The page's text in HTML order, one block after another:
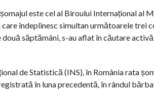
este cel al Biroului Internațional al
îndeplinesc simultan următoarele trei
săptămâni, s-au aflat în căutare
de Statistică (INS), în România rata
în luna precedentă, în rândul